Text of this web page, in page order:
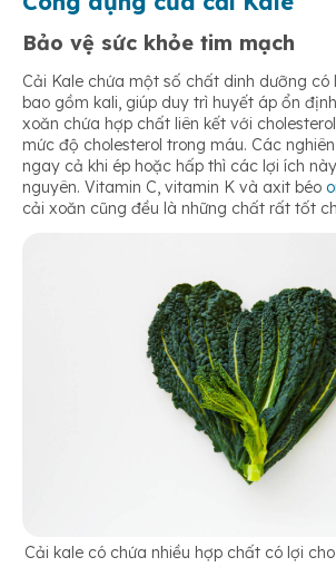
Bảo vệ sức khỏe tim mạch
Cải Kale chứa một số chất dinh dưỡng có
bao gồm kali, giúp duy trì huyết áp ổn
xoăn chứa hợp chất liên kết với
mức độ cholesterol trong máu. Các
ngay cả khi ép hoặc hấp thì các lợi ích
nguyên. Vitamin C, vitamin K và axit béo
cải xoăn cũng đều là những chất rất tốt
Cải kale có chứa nhiều hợp chất có lợi